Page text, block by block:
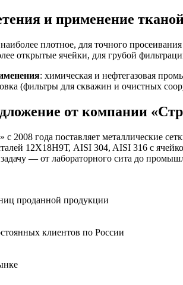
и применение
плотное, для точного
открытые ячейки, для грубой
: химическая и нефтегазовая
(фильтры для скважин и очистных
от компании
2008 года поставляет металлические
12Х18Н9Т, AISI 304, AISI 316 с
— от лабораторного сита до
проданной продукции
клиентов по России